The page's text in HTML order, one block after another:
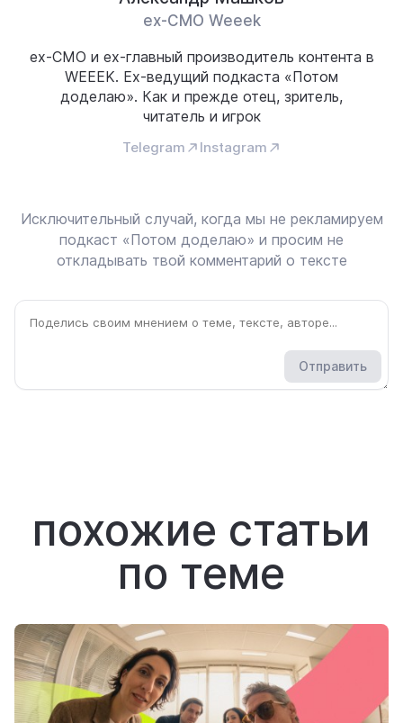
ех-СМО Weeek
ех-CMO и ex-главный производитель контента в
WEEEK. Ех-ведущий подкаста «Потом
доделаю». Как и прежде отец, зритель,
читатель и игрок
Telegram Instagram
Исключительный случай, когда мы не рекламируем
подкаст «Потом доделаю» и просим не
откладывать твой комментарий о тексте
Отправить
похожие статьи
по теме